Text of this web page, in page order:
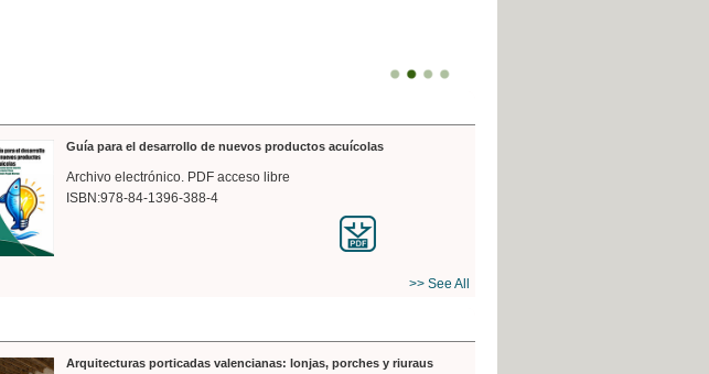
Guía para el desarrollo de nuevos productos acuícolas
Archivo electrónico. PDF acceso libre
ISBN:978-84-1396-388-4
>> See All
Arquitecturas porticadas valencianas: lonjas, porches y riuraus